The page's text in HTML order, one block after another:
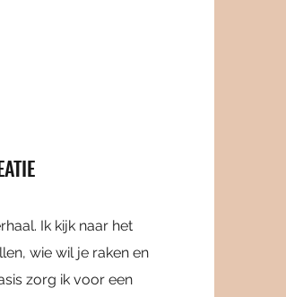
Ik kijk naar het
wie wil je raken en
zorg ik voor een